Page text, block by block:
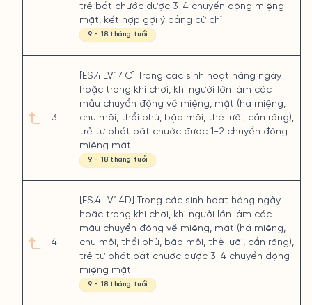
3
4
trẻ bắt chước được 3-4 chuyển động miệng
mặt, kết hợp gợi ý bằng cử chỉ
9 - 18 tháng tuổi
[ES.4.LV1.4C] Trong các sinh hoạt hàng ngày
hoặc trong khi chơi, khi người lớn làm các
mẫu chuyển động về miệng, mặt (há miệng,
chu môi, thổi phù, bập môi, thè lưỡi, cắn răng),
trẻ tự phát bắt chước được 1-2 chuyển động
miệng mặt
9 - 18 tháng tuổi
[ES.4.LV1.4D] Trong các sinh hoạt hàng ngày
hoặc trong khi chơi, khi người lớn làm các
mẫu chuyển động về miệng, mặt (há miệng,
chu môi, thổi phù, bập môi, thè lưỡi, cắn răng),
trẻ tự phát bắt chước được 3-4 chuyển động
miệng mặt
9 - 18 tháng tuổi